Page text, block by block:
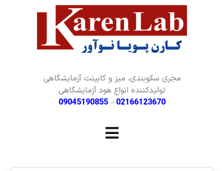
مجری سکوبندی، میز و کابینت آزمایشگاهی
تولیدکننده انواع هود آزمایشگاهی
02166123670
–
09045190855